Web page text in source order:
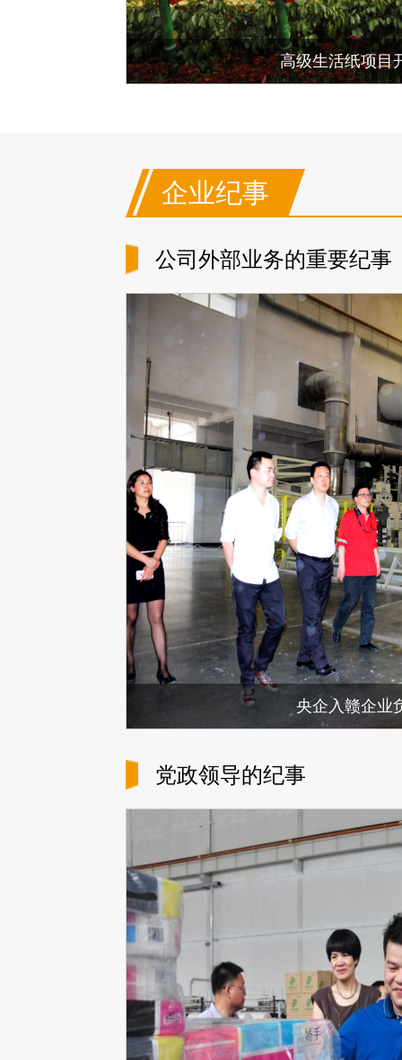
高级生活纸项目
企业纪事
公司外部业务的重要纪事
央企入赣企业
党政领导的纪事